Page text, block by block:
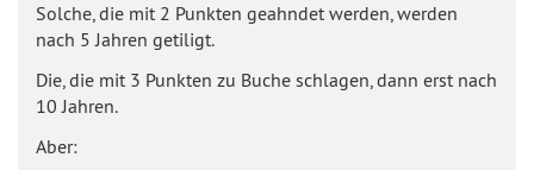
Solche, die mit 2 Punkten geahndet werden, werden
nach 5 Jahren getiligt.
Die, die mit 3 Punkten zu Buche schlagen, dann erst nach
10 Jahren.
Aber: